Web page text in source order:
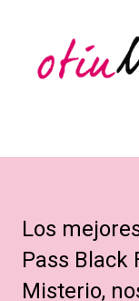
Los
Pass Black
Misterio,